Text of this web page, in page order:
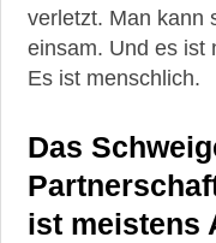
verletzt. Man kann
einsam. Und es ist
Es ist menschlich.
Das
ist meistens